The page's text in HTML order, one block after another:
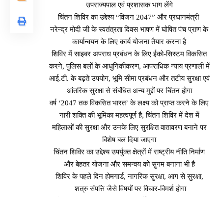
उपराज्यपाल एवं प्रशासक भाग लेंगे
चिंतन शिविर का उद्देश्य “विजन 2047” और प्रधानमंत्री
नरेन्द्र मोदी जी के स्वतंत्रता दिवस भाषण में घोषित पंच प्राण के
कार्यान्वयन के लिए कार्य योजना तैयार करना है
शिविर में साइबर अपराध प्रबंधन के लिए ईको-सिस्टम विकसित
करने, पुलिस बलों के आधुनिकीकरण, आपराधिक न्याय प्रणाली में
आई.टी. के बढ़ते उपयोग, भूमि सीमा प्रबंधन और तटीय सुरक्षा एवं
आंतरिक सुरक्षा से संबंधित अन्य मुद्दों पर चिंतन होगा
वर्ष ‘2047 तक विकसित भारत’ के लक्ष्य को प्राप्त करने के लिए
नारी शक्ति की भूमिका महत्वपूर्ण है, चिंतन शिविर में देश में
महिलाओं की सुरक्षा और उनके लिए सुरक्षित वातावरण बनाने पर
विशेष बल दिया जाएगा
चिंतन शिविर का उद्देश्य उपर्युक्त क्षेत्रों में राष्ट्रीय नीति निर्माण
और बेहतर योजना और समन्वय को सुगम बनाना भी है
शिविर के पहले दिन होमगार्ड, नागरिक सुरक्षा, आग से सुरक्षा,
शत्रु संपत्ति जैसे विषयों पर विचार-विमर्श होगा